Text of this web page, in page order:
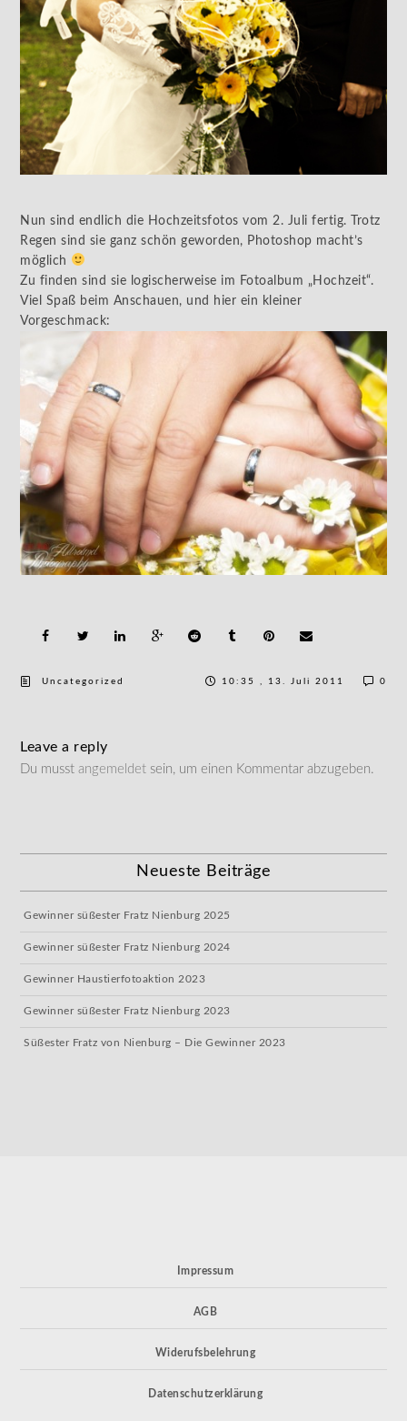
Nun sind endlich die Hochzeitsfotos vom 2. Juli fertig. Trotz
Regen sind sie ganz schön geworden, Photoshop macht’s
möglich
Zu finden sind sie logischerweise im Fotoalbum „Hochzeit“.
Viel Spaß beim Anschauen, und hier ein kleiner
Vorgeschmack:
Uncategorized 10:35 , 13. Juli 2011 0
Leave a reply
Du musstangemeldet sein, um einen Kommentar abzugeben.
Neueste Beiträge
Gewinner süßester Fratz Nienburg 2025
Gewinner süßester Fratz Nienburg 2024
Gewinner Haustierfotoaktion 2023
Gewinner süßester Fratz Nienburg 2023
Süßester Fratz von Nienburg – Die Gewinner 2023
Impressum
AGB
Widerufsbelehrung
Datenschutzerklärung